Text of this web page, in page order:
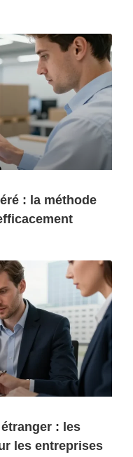
: la méthode
: les
les entreprises